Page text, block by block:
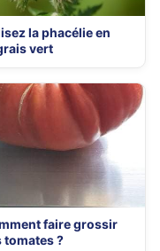
la phacélie en
vert
faire grossir
tomates ?